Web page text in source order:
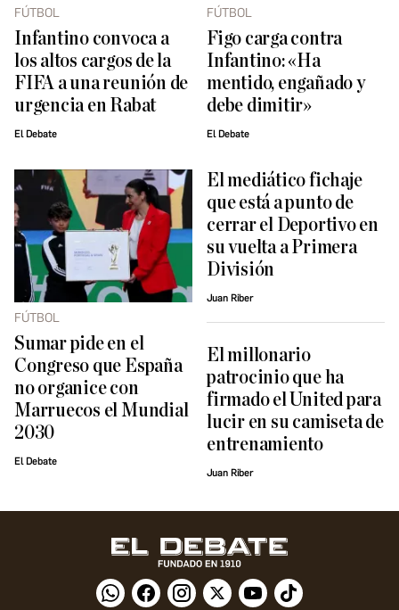
FÚTBOL
Infantino convoca a
los altos cargos de la
FIFA a una reunión de
urgencia en Rabat
El Debate
FÚTBOL
Figo carga contra
Infantino: «Ha
mentido, engañado y
debe dimitir»
El Debate
FÚTBOL
Sumar pide en el
Congreso que España
no organice con
Marruecos el Mundial
2030
El Debate
El mediático fichaje
que está a punto de
cerrar el Deportivo en
su vuelta a Primera
División
Juan Riber
El millonario
patrocinio que ha
firmado el United para
lucir en su camiseta de
entrenamiento
Juan Riber